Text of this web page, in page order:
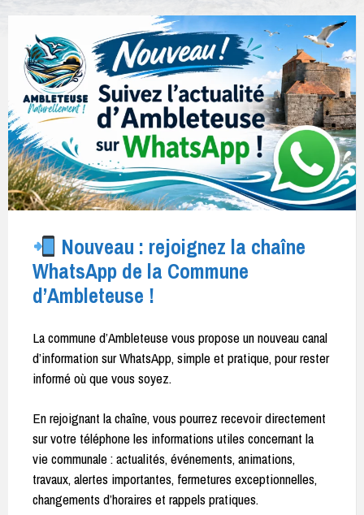
Nouveau : rejoignez la chaîne
WhatsApp de la Commune
d’Ambleteuse !
La commune d’Ambleteuse vous propose un nouveau canal
d’information sur WhatsApp, simple et pratique, pour rester
informé où que vous soyez.
En rejoignant la chaîne, vous pourrez recevoir directement
sur votre téléphone les informations utiles concernant la
vie communale : actualités, événements, animations,
travaux, alertes importantes, fermetures exceptionnelles,
changements d’horaires et rappels pratiques.